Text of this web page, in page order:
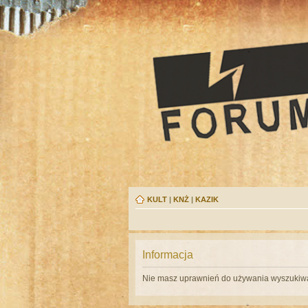
KULT | KNŻ | KAZIK
Informacja
Nie masz uprawnień do używania